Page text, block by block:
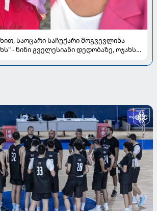
საოცარი საჩუქარი მოგვევლინა
- ნინი გველესიანი დედობაზე, ოჯახსა